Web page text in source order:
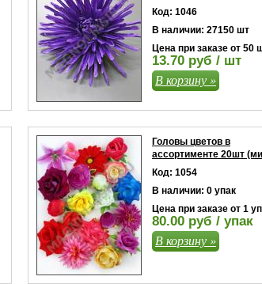
Код: 1046
В наличии: 27150 шт
Цена при заказе от 50
13.70 руб / шт
В корзину »
Головы цветов в
ассортименте 20шт
Код: 1054
В наличии: 0 упак
Цена при заказе от 1
80.00 руб / упак
В корзину »